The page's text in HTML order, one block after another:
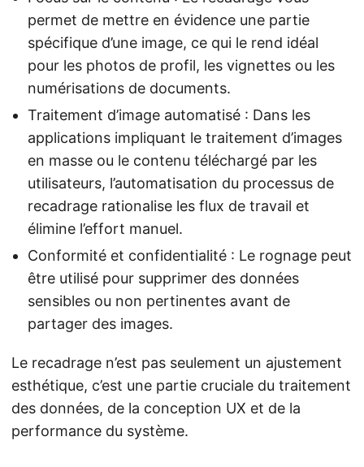
permet de mettre en évidence une partie
spécifique d’une image, ce qui le rend idéal
pour les photos de profil, les vignettes ou les
numérisations de documents.
Traitement d’image automatisé : Dans les
applications impliquant le traitement d’images
en masse ou le contenu téléchargé par les
utilisateurs, l’automatisation du processus de
recadrage rationalise les flux de travail et
élimine l’effort manuel.
Conformité et confidentialité : Le rognage peut
être utilisé pour supprimer des données
sensibles ou non pertinentes avant de
partager des images.
Le recadrage n’est pas seulement un ajustement
esthétique, c’est une partie cruciale du traitement
des données, de la conception UX et de la
performance du système.